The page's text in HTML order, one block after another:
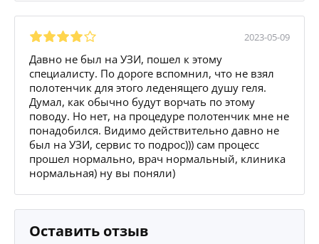
2023-05-09
Давно не был на УЗИ, пошел к этому
специалисту. По дороге вспомнил, что не взял
полотенчик для этого леденящего душу геля.
Думал, как обычно будут ворчать по этому
поводу. Но нет, на процедуре полотенчик мне не
понадобился. Видимо действительно давно не
был на УЗИ, сервис то подрос))) сам процесс
прошел нормально, врач нормальный, клиника
нормальная) ну вы поняли)
Оставить отзыв